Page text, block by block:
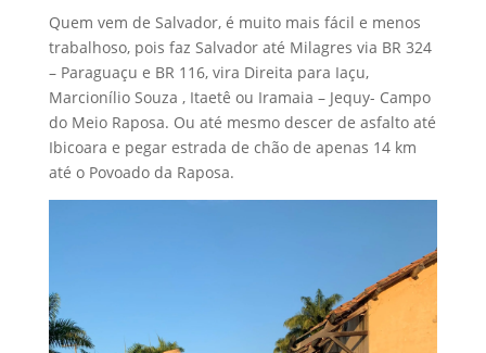
Quem vem de Salvador, é muito mais fácil e menos
trabalhoso, pois faz Salvador até Milagres via BR 324
– Paraguaçu e BR 116, vira Direita para Iaçu,
Marcionílio Souza , Itaetê ou Iramaia – Jequy- Campo
do Meio Raposa. Ou até mesmo descer de asfalto até
Ibicoara e pegar estrada de chão de apenas 14 km
até o Povoado da Raposa.